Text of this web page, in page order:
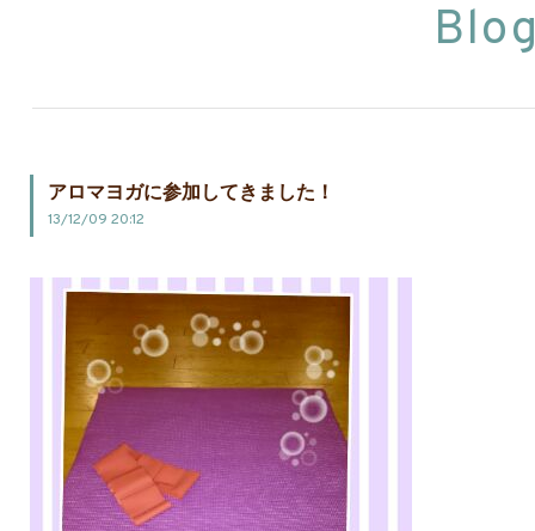
アロマヨガに参加してきました！
13/12/09 20:12